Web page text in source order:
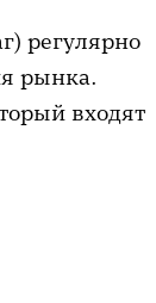
регулярно
рынка.
входят